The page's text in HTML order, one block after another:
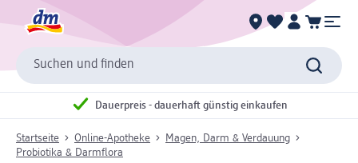
Suchen und finden
Dauerpreis - dauerhaft günstig einkaufen
Startseite Online-Apotheke
Magen, Darm & Verdauung
Probiotika & Darmflora